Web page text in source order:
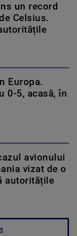
un record
Celsius.
Europa.
0-5, acasă, în
avionului
vizat de o
autoritățile